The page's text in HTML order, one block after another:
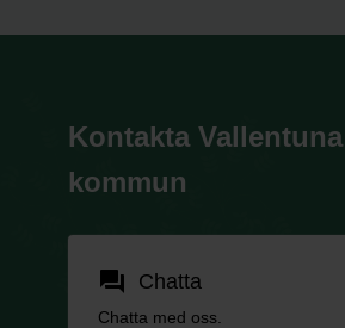
Kontakta Vallentuna
kommun
forum Chatta
Chatta med oss.